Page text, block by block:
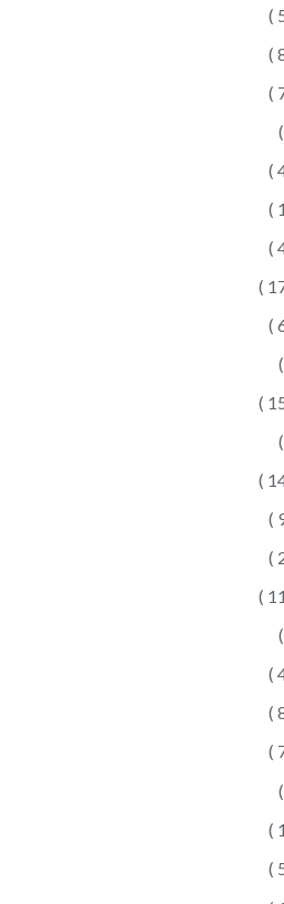
(
(
(
(
(
(
(
(
(
(
(
(
(
(
(
(
(
(